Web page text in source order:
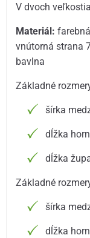
V dvoch
Materiál:
vnútorná strana
bavlna
Základné
šírka
dĺžka
dĺžka
Základné
šírka
dĺžka